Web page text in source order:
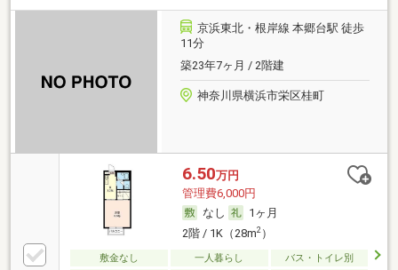
京浜東北・根岸線 本郷台駅 徒歩
11分
築23年7ヶ月 / 2階建
神奈川県横浜市栄区桂町
6.50万円
管理費6,000円
なし
1ヶ月
2階 / 1K（28m2）
敷金なし 一人暮らし
バス・トイレ別